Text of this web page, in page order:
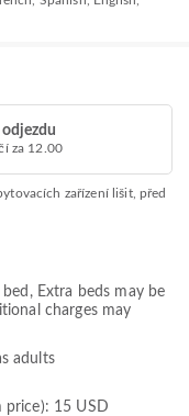
odjezdu
za 12.00
zařízení lišit, před
Extra beds may be
charges may
adults
price): 15 USD